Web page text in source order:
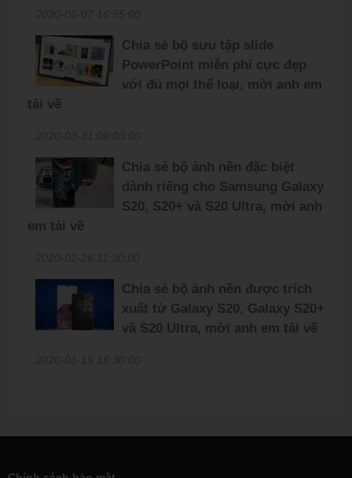
Chia sẻ bộ sưu tập slide
PowerPoint miễn phí cực đẹp
với đủ mọi thể loại, mời anh em
tải về
Chia sẻ bộ ảnh nền đặc biệt
dành riêng cho Samsung Galaxy
S20, S20+ và S20 Ultra, mời anh
em tải về
Chia sẻ bộ ảnh nền được trích
xuất từ Galaxy S20, Galaxy S20+
và S20 Ultra, mời anh em tải về